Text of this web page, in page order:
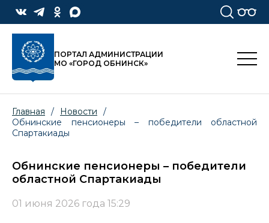
ПОРТАЛ АДМИНИСТРАЦИИ
МО «ГОРОД ОБНИНСК»
Главная / Новости
/
Обнинские пенсионеры – победители областной
Спартакиады
Обнинские пенсионеры – победители
областной Спартакиады
01 июня 2026 года 15:29